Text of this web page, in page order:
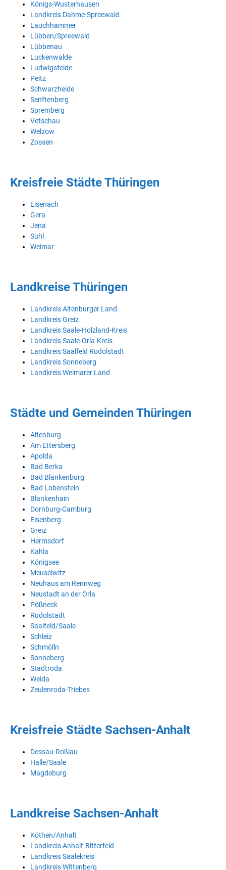
Königs-Wusterhausen
Landkreis Dahme-Spreewald
Lauchhammer
Lübben/Spreewald
Lübbenau
Luckenwalde
Ludwigsfelde
Peitz
Schwarzheide
Senftenberg
Spremberg
Vetschau
Welzow
Zossen
Kreisfreie Städte Thüringen
Eisenach
Gera
Jena
Suhl
Weimar
Landkreise Thüringen
Landkreis Altenburger Land
Landkreis Greiz
Landkreis Saale-Holzland-Kreis
Landkreis Saale-Orla-Kreis
Landkreis Saalfeld Rudolstadt
Landkreis Sonneberg
Landkreis Weimarer Land
Städte und Gemeinden Thüringen
Altenburg
Am Ettersberg
Apolda
Bad Berka
Bad Blankenburg
Bad Lobenstein
Blankenhain
Dornburg-Camburg
Eisenberg
Greiz
Hermsdorf
Kahla
Königsee
Meuselwitz
Neuhaus am Rennweg
Neustadt an der Orla
Pößneck
Rudolstadt
Saalfeld/Saale
Schleiz
Schmölln
Sonneberg
Stadtroda
Weida
Zeulenroda-Triebes
Kreisfreie Städte Sachsen-Anhalt
Dessau-Roßlau
Halle/Saale
Magdeburg
Landkreise Sachsen-Anhalt
Köthen/Anhalt
Landkreis Anhalt-Bitterfeld
Landkreis Saalekreis
Landkreis Wittenberg